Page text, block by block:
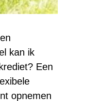
kan ik
Een
opnemen